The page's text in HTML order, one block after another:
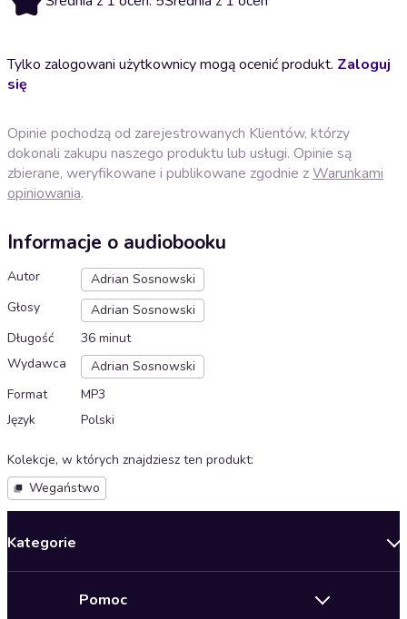
Tylko zalogowani użytkownicy mogą ocenić produkt. Zaloguj
się
Opinie pochodzą od zarejestrowanych Klientów, którzy
dokonali zakupu naszego produktu lub usługi. Opinie są
zbierane, weryfikowane i publikowane zgodnie zWarunkami
opiniowania.
Informacje o audiobooku
Autor
Adrian Sosnowski
Głosy
Adrian Sosnowski
Długość
36 minut
Wydawca
Adrian Sosnowski
Format
MP3
Język
Polski
Kolekcje, w których znajdziesz ten produkt:
Wegaństwo
Kategorie
Pomoc